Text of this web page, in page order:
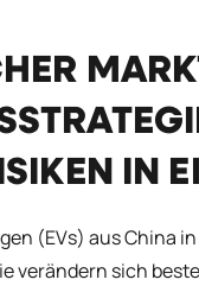
IN
(EVs) aus China
verändern sich